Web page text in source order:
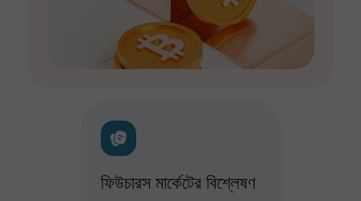
ফিউচারস মার্কেটের বিশ্লেষণ